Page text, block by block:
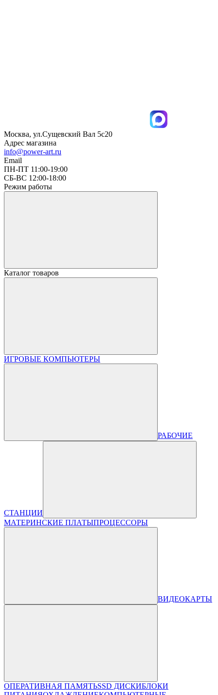
Москва, ул.Сущевский Вал 5с20
Адрес магазина
info@power-art.ru
Email
ПН-ПТ 11:00-19:00
СБ-ВС 12:00-18:00
Режим работы
Каталог товаров
ИГРОВЫЕ КОМПЬЮТЕРЫ
РАБОЧИЕ
СТАНЦИИ
МАТЕРИНСКИЕ ПЛАТЫПРОЦЕССОРЫ
ВИДЕОКАРТЫ
ОПЕРАТИВНАЯ ПАМЯТЬSSD ДИСКИБЛОКИ